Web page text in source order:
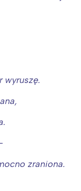
wyruszę.
zraniona.